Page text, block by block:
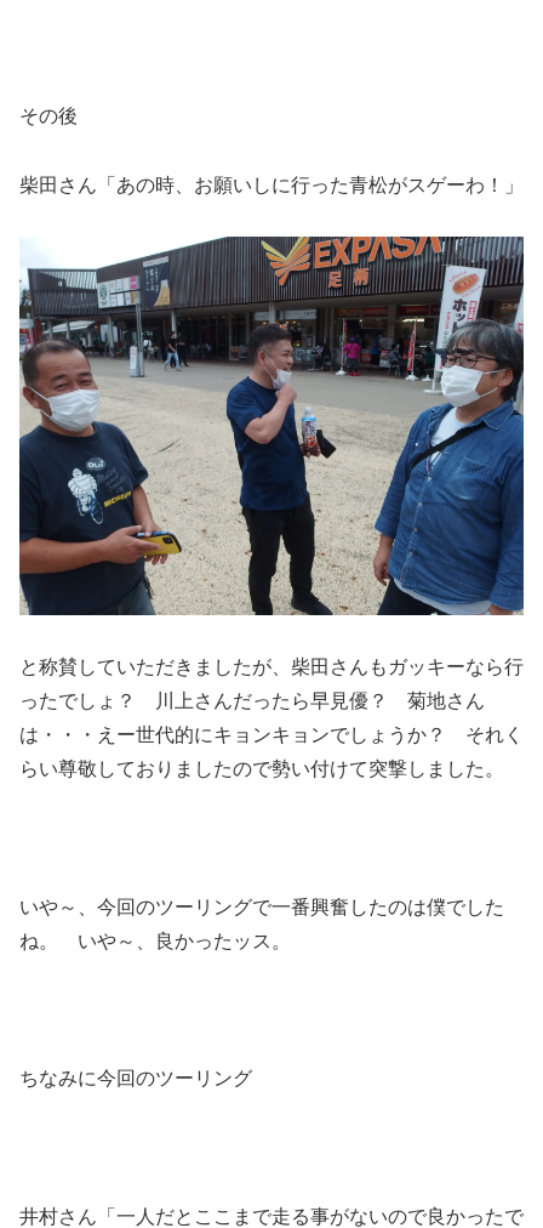
その後
柴田さん「あの時、お願いしに行った青松がスゲーわ！」
と称賛していただきましたが、柴田さんもガッキーなら行
ったでしょ？ 川上さんだったら早見優？ 菊地さん
は・・・えー世代的にキョンキョンでしょうか？ それく
らい尊敬しておりましたので勢い付けて突撃しました。
いや～、今回のツーリングで一番興奮したのは僕でした
ね。 いや～、良かったッス。
ちなみに今回のツーリング
井村さん「一人だとここまで走る事がないので良かったで